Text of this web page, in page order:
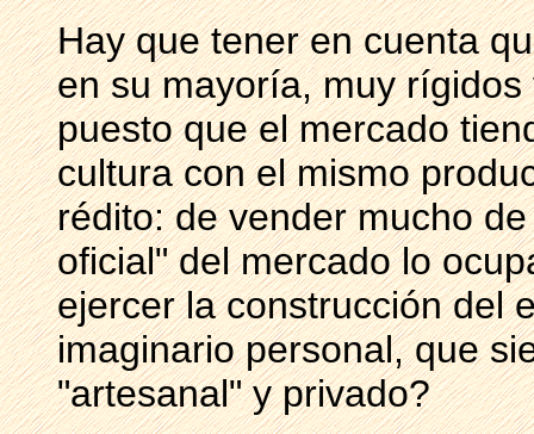
Hay que tener en cuenta
en su mayoría, muy
puesto que el mercado
cultura con el mismo
rédito: de vender mucho
oficial" del mercado lo
ejercer la construcción del
imaginario personal, que
"artesanal" y privado?